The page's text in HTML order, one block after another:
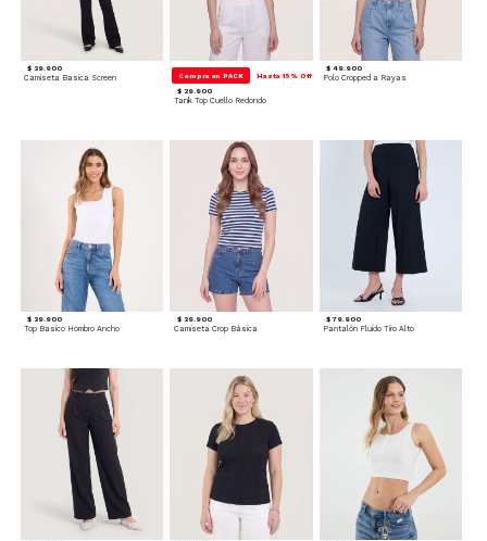
$ 39.900
Camiseta Basica Screen Compra en PACK Hasta 15% Off
$ 29.900
Tank Top Cuello Redondo
$ 49.900
Polo Cropped a Rayas
$ 39.900
Top Basico Hombro Ancho
$ 39.900
Camiseta Crop Básica
$ 79.900
Pantalón Fluido Tiro Alto